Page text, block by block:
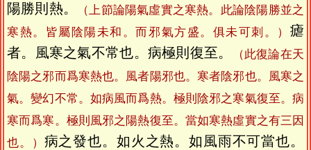
陽勝則熱。
（上節論陽氣虛實之寒熱。此論陰陽勝並之
寒熱。皆屬陰陽未和。而邪氣方盛。俱未可刺。） 瘧
者。風寒之氣不常也。病極則復至。
（此復論在天
陰陽之邪而爲寒熱也。風者陽邪也。寒者陰邪也。風寒之
氣。變幻不常。如病風而爲熱。極則陰邪之寒氣復至。病
寒而爲寒。極則風邪之陽熱復至。當如寒熱虛實之有三因
也。） 病之發也。如火之熱。如風雨不可當也。